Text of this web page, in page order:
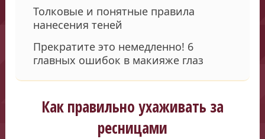
Толковые и понятные правила
нанесения теней
Прекратите это немедленно! 6
главных ошибок в макияже глаз
Как правильно ухаживать за
ресницами